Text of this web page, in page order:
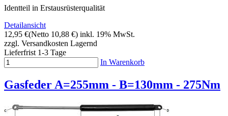
Identteil in Erstausrüsterqualität
Detailansicht
12,95 €(Netto 10,88 €) inkl. 19% MwSt.
zzgl. Versandkosten Lagernd
Lieferfrist 1-3 Tage
In Warenkorb
Gasfeder A=255mm - B=130mm - 275Nm